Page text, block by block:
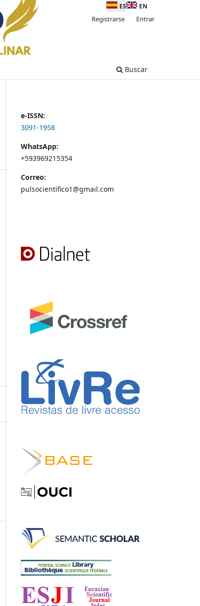
Buscar
ES EN
Registrarse Entrar
e-ISSN:
3091-1958
WhatsApp:
+593969215354
Correo:
pulsocientifico1@gmail.com